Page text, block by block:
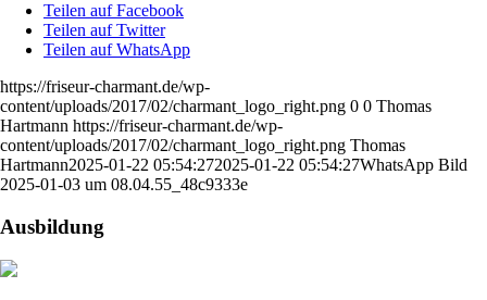
Teilen auf Facebook
Teilen auf Twitter
Teilen auf WhatsApp
https://friseur-charmant.de/wp-
content/uploads/2017/02/charmant_logo_right.png 0 0 Thomas
Hartmann https://friseur-charmant.de/wp-
content/uploads/2017/02/charmant_logo_right.png Thomas
Hartmann2025-01-22 05:54:272025-01-22 05:54:27WhatsApp Bild
2025-01-03 um 08.04.55_48c9333e
Ausbildung